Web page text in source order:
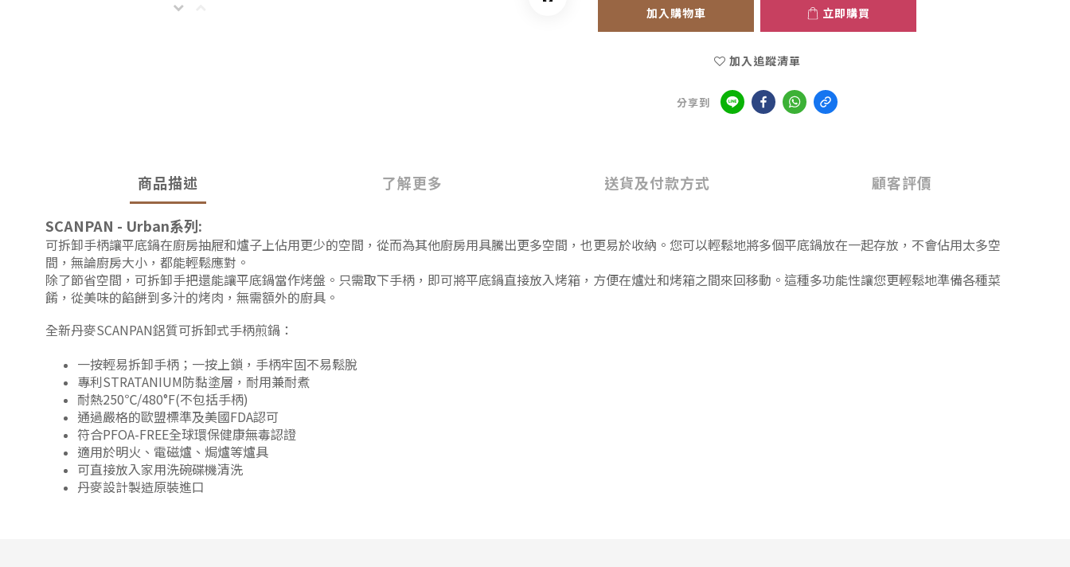
加入購物車 立即購買
加入追蹤清單
分享到
商品描述 了解更多 送貨及付款方式 顧客評價
SCANPAN - Urban系列:
可拆卸手柄讓平底鍋在廚房抽屜和爐子上佔用更少的空間，從而為其他廚房用具騰出更多空間，也更易於收納。您可以輕鬆地將多個平底鍋放在一起存放，不會佔用太多空
間，無論廚房大小，都能輕鬆應對。
除了節省空間，可拆卸手把還能讓平底鍋當作烤盤。只需取下手柄，即可將平底鍋直接放入烤箱，方便在爐灶和烤箱之間來回移動。這種多功能性讓您更輕鬆地準備各種菜
餚，從美味的餡餅到多汁的烤肉，無需額外的廚具。
全新丹麥SCANPAN鋁質可拆卸式手柄煎鍋：
一按輕易拆卸手柄；一按上鎖，手柄牢固不易鬆脫
專利STRATANIUM防黏塗層，耐用兼耐煮
耐熱250℃/480°F(不包括手柄)
通過嚴格的歐盟標準及美國FDA認可
符合PFOA-FREE全球環保健康無毒認證
適用於明火、電磁爐、焗爐等爐具
可直接放入家用洗碗碟機清洗
丹麥設計製造原裝進口